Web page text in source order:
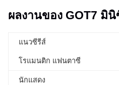
ผลงานของ GOT7 มิ
แนวซีรีส์
โรแมนติก แฟนตาซี
นักแสดง